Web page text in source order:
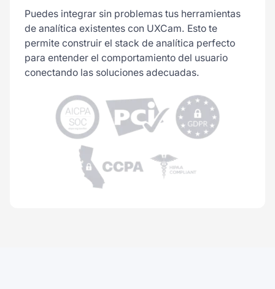
Puedes integrar sin problemas tus herramientas
de analítica existentes con UXCam. Esto te
permite construir el stack de analítica perfecto
para entender el comportamiento del usuario
conectando las soluciones adecuadas.